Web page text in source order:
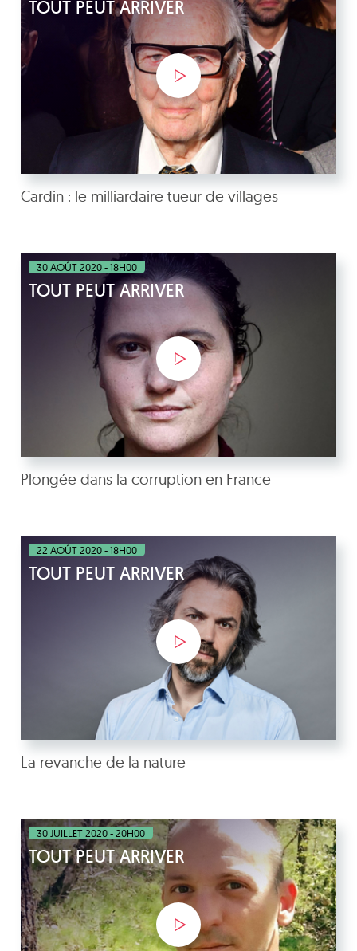
TOUT PEUT ARRIVER
Cardin : le milliardaire tueur de villages
30 AOÛT 2020 - 18H00
TOUT PEUT ARRIVER
Plongée dans la corruption en France
22 AOÛT 2020 - 18H00
TOUT PEUT ARRIVER
La revanche de la nature
30 JUILLET 2020 - 20H00
TOUT PEUT ARRIVER